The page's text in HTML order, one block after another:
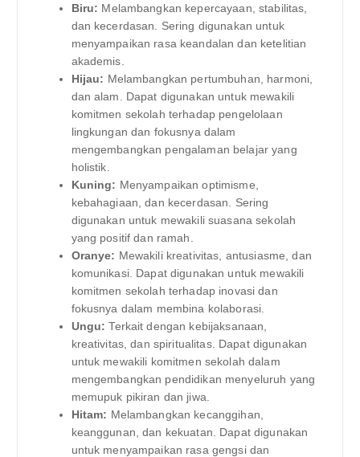
Biru: Melambangkan kepercayaan, stabilitas,
dan kecerdasan. Sering digunakan untuk
menyampaikan rasa keandalan dan ketelitian
akademis.
Hijau: Melambangkan pertumbuhan, harmoni,
dan alam. Dapat digunakan untuk mewakili
komitmen sekolah terhadap pengelolaan
lingkungan dan fokusnya dalam
mengembangkan pengalaman belajar yang
holistik.
Kuning: Menyampaikan optimisme,
kebahagiaan, dan kecerdasan. Sering
digunakan untuk mewakili suasana sekolah
yang positif dan ramah.
Oranye: Mewakili kreativitas, antusiasme, dan
komunikasi. Dapat digunakan untuk mewakili
komitmen sekolah terhadap inovasi dan
fokusnya dalam membina kolaborasi.
Ungu: Terkait dengan kebijaksanaan,
kreativitas, dan spiritualitas. Dapat digunakan
untuk mewakili komitmen sekolah dalam
mengembangkan pendidikan menyeluruh yang
memupuk pikiran dan jiwa.
Hitam: Melambangkan kecanggihan,
keanggunan, dan kekuatan. Dapat digunakan
untuk menyampaikan rasa gengsi dan